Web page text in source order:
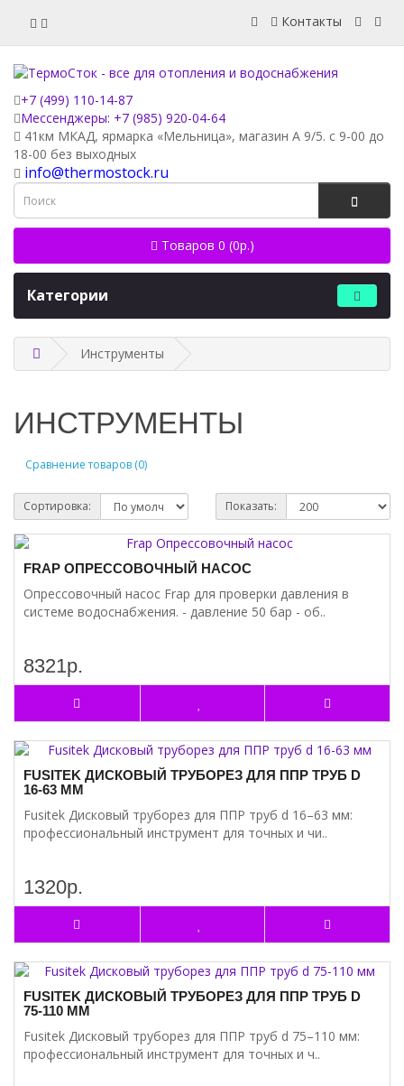
Контакты
+7 (499) 110-14-87
Мессенджеры: +7 (985) 920-04-64
41км МКАД, ярмарка «Мельница», магазин А 9/5. с 9-00 до
18-00 без выходных
info@thermostock.ru
Товаров 0 (0р.)
Категории
Инструменты
ИНСТРУМЕНТЫ
Сравнение товаров (0)
Сортировка: Показать:
FRAP ОПРЕССОВОЧНЫЙ НАСОС
Опрессовочный насос Frap для проверки давления в
системе водоснабжения. - давление 50 бар - об..
8321р.
FUSITEK ДИСКОВЫЙ ТРУБОРЕЗ ДЛЯ ППР ТРУБ D
16-63 ММ
Fusitek Дисковый труборез для ППР труб d 16–63 мм:
профессиональный инструмент для точных и чи..
1320р.
FUSITEK ДИСКОВЫЙ ТРУБОРЕЗ ДЛЯ ППР ТРУБ D
75-110 ММ
Fusitek Дисковый труборез для ППР труб d 75–110 мм:
профессиональный инструмент для точных и ч..